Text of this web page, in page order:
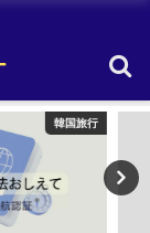
韓国旅行